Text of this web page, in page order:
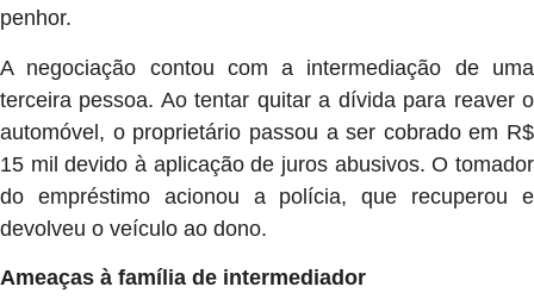
penhor.
A negociação contou com a intermediação de uma
terceira pessoa. Ao tentar quitar a dívida para reaver o
automóvel, o proprietário passou a ser cobrado em R$
15 mil devido à aplicação de juros abusivos. O tomador
do empréstimo acionou a polícia, que recuperou e
devolveu o veículo ao dono.
Ameaças à família de intermediador